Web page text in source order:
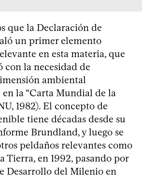
que la Declaración de
un primer elemento
en esta materia, que
con la necesidad de
ambiental
la “Carta Mundial de la
1982). El concepto de
tiene décadas desde su
Brundland, y luego se
peldaños relevantes como
Tierra, en 1992, pasando por
Desarrollo del Milenio en